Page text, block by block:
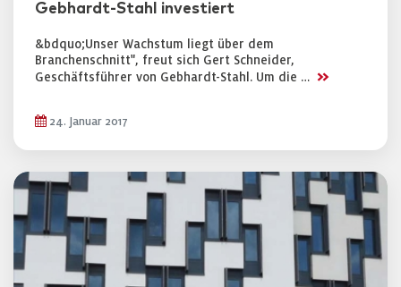
Gebhardt-Stahl investiert
&bdquo;Unser Wachstum liegt über dem
Branchenschnitt", freut sich Gert Schneider,
Geschäftsführer von Gebhardt-Stahl. Um die … >>
24. Januar 2017